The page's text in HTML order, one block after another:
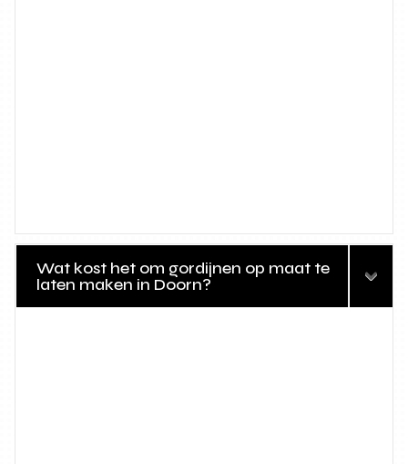
Wat kost het om gordijnen op maat te
laten maken in Doorn?